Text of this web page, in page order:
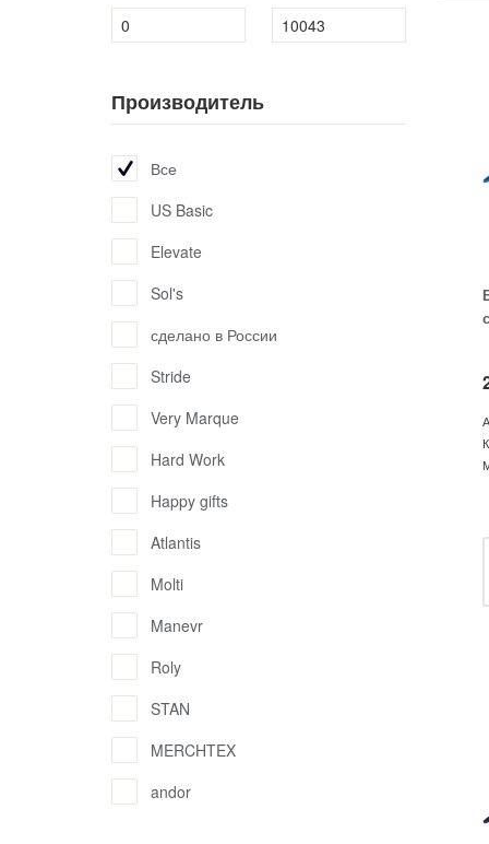
Производитель
Все
US Basic
Elevate
Sol's
сделано в России
Stride
Very Marque
Hard Work
Happy gifts
Atlantis
Molti
Manevr
Roly
STAN
MERCHTEX
andor